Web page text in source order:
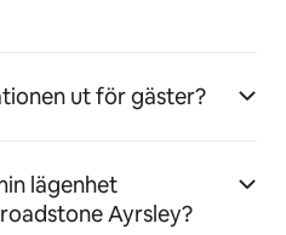
ut för gäster?
lägenhet
Ayrsley?